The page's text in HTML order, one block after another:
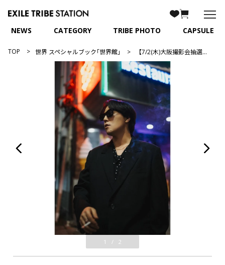
NEWS CATEGORY TRIBE PHOTO CAPSULE
TOP 世界 スペシャルブック｢世界館｣ 【7/2(木)大阪撮影会抽選付】世界 スペシャルブック｢世界館｣
1 / 2